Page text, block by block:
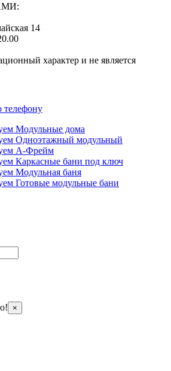
14
характер и не является
×